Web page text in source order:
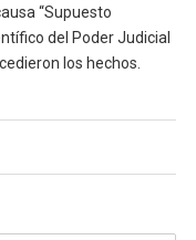
“Supuesto
del Poder Judicial
los hechos.